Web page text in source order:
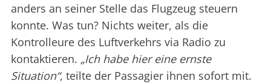
anders an seiner Stelle das Flugzeug steuern
konnte. Was tun? Nichts weiter, als die
Kontrolleure des Luftverkehrs via Radio zu
kontaktieren. „Ich habe hier eine ernste
Situation“, teilte der Passagier ihnen sofort mit.